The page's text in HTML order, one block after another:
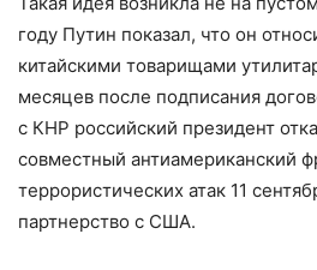
году Путин показал, что он
китайскими товарищами
месяцев после подписания
с КНР российский президент
совместный антиамериканский
террористических атак 11
партнерство с США.